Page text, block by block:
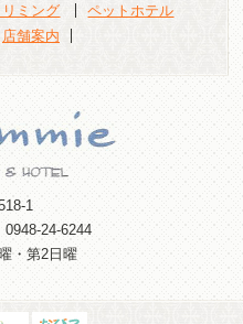
リミング
ペットホテル
店舗案内
1
24-6244
・第2日曜